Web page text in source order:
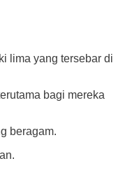
lima yang tersebar di
bagi mereka
beragam.